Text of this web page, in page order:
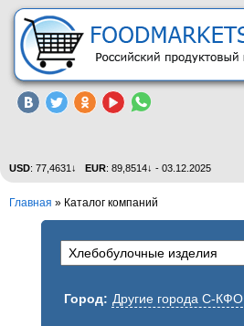
USD: 77,4631↓ EUR: 89,8514↓ - 03.12.2025
Главная » Каталог компаний
Город: Другие города С-КФО